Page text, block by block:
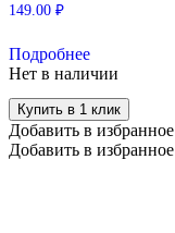
149.00 ₽
Подробнее
Нет в наличии
Купить в 1 клик
Добавить в избранное
Добавить в избранное